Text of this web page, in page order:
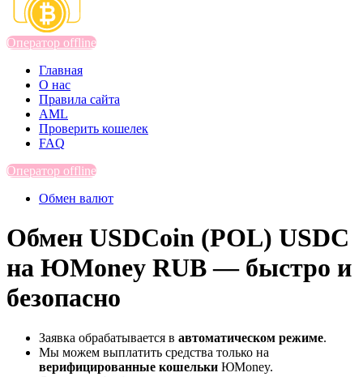
Оператор offline
Главная
О нас
Правила сайта
AML
Проверить кошелек
FAQ
Оператор offline
Обмен валют
Обмен USDCoin (POL) USDC
на ЮMoney RUB — быстро и
безопасно
Заявка обрабатывается в автоматическом режиме.
Мы можем выплатить средства только на
верифицированные кошельки ЮMoney.